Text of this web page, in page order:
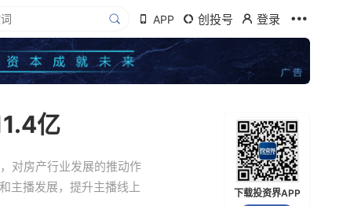
APP 创投号 登录
亿
对房产行业发展的推动作
主播发展，提升主播线上
下载投资界APP